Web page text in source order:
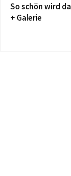
So schön wird
+ Galerie